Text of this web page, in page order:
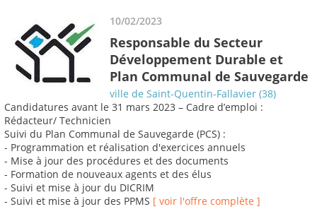
10/02/2023
Responsable du Secteur
Développement Durable et
Plan Communal de Sauvegarde
ville de Saint-Quentin-Fallavier (38)
Candidatures avant le 31 mars 2023 – Cadre d’emploi :
Rédacteur/ Technicien
Suivi du Plan Communal de Sauvegarde (PCS) :
- Programmation et réalisation d'exercices annuels
- Mise à jour des procédures et des documents
- Formation de nouveaux agents et des élus
- Suivi et mise à jour du DICRIM
- Suivi et mise à jour des PPMS [ voir l'offre complète ]